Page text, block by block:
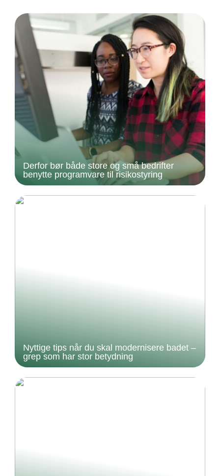
Derfor bør både store og små bedrifter
benytte programvare til risikostyring
Nyttige tips når du skal modernisere badet –
grep som har stor betydning